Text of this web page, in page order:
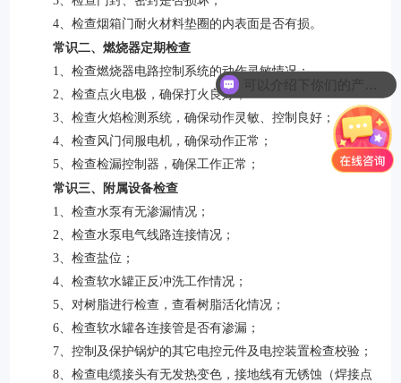
4、检查烟箱门耐火材料垫圈的内表面是否有损。
常识二、燃烧器定期检查
1、检查燃烧器电路控制系统的动作灵敏情况；
2、检查点火电极，确保打火良好；
3、检查火焰检测系统，确保动作灵敏、控制良好；
4、检查风门伺服电机，确保动作正常；
5、检查检漏控制器，确保工作正常；
常识三、附属设备检查
1、检查水泵有无渗漏情况；
2、检查水泵电气线路连接情况；
3、检查盐位；
4、检查软水罐正反冲洗工作情况；
5、对树脂进行检查，查看树脂活化情况；
6、检查软水罐各连接管是否有渗漏；
7、控制及保护锅炉的其它电控元件及电控装置检查校验；
8、检查电缆接头有无发热变色，接地线有无锈蚀（焊接点
可以介绍下你们的产品么